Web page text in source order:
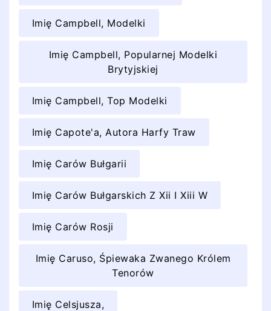
Imię Campbell, Modelki
Imię Campbell, Popularnej Modelki
Brytyjskiej
Imię Campbell, Top Modelki
Imię Capote'a, Autora Harfy Traw
Imię Carów Bułgarii
Imię Carów Bułgarskich Z Xii I Xiii W
Imię Carów Rosji
Imię Caruso, Śpiewaka Zwanego Królem
Tenorów
Imię Celsjusza,